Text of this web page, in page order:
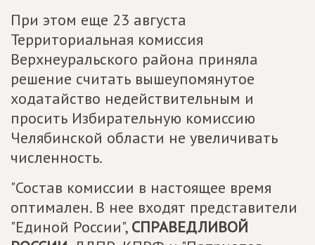
При этом еще 23 августа
Территориальная комиссия
Верхнеуральского района приняла
решение считать вышеупомянутое
ходатайство недействительным и
просить Избирательную комиссию
Челябинской области не увеличивать
численность.
"Состав комиссии в настоящее время
оптимален. В нее входят представители
"Единой России", СПРАВЕДЛИВОЙ